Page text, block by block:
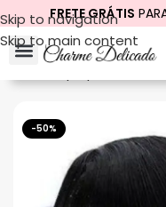
Skip to navigation
Skip to main content
FRETE GRÁTIS
-50%